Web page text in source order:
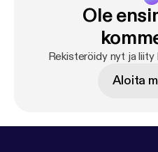
Ole
Rekisteröidy nyt ja
Aloita